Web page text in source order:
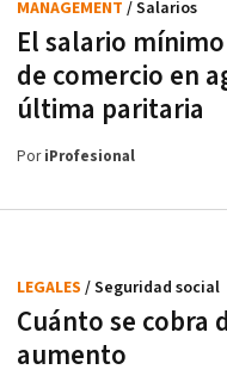
El salario
de comercio en
última paritaria
MANAGEMENT / Salarios
PoriProfesional
Cuánto se cobra
aumento
LEGALES / Seguridad social